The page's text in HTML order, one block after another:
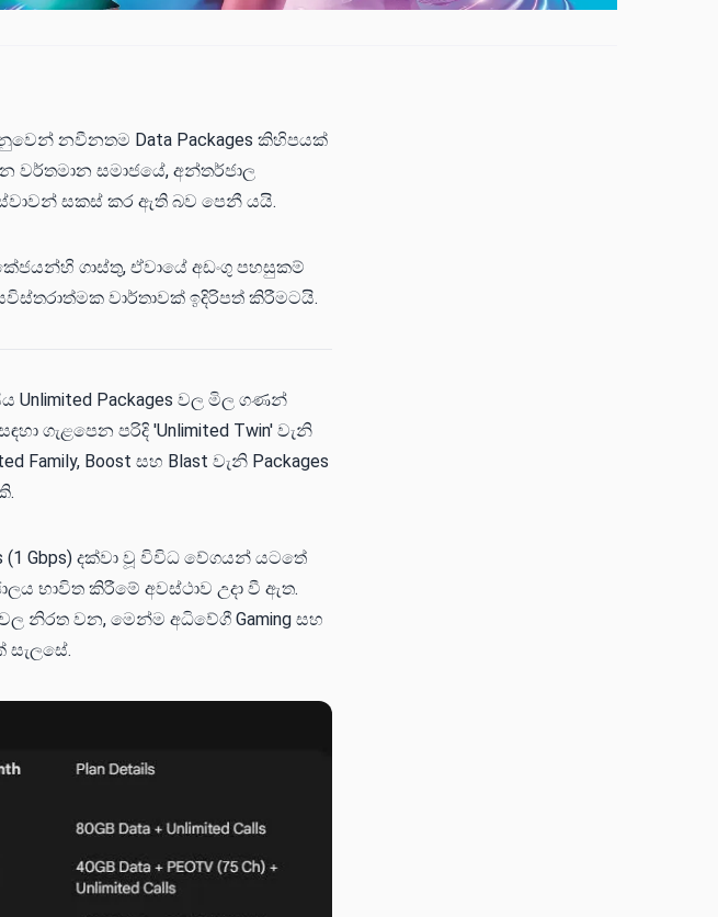
නවීනතම Data Packages කිහිපයක්
වර්තමාන සමාජයේ, අන්තර්ජාල
සකස් කර ඇති බව පෙනී යයි.
ගාස්තු, ඒවායේ අඩංගු පහසුකම්
වාර්තාවක් ඉදිරිපත් කිරීමටයි.
Packages වල මිල ගණන්
ගැළපෙන පරිදි 'Unlimited Twin' වැනි
Family, Boost සහ Blast වැනි Packages
(1 Gbps) දක්වා වූ විවිධ වේගයන් යටතේ
භාවිත කිරීමේ අවස්ථාව උදා වී ඇත.
නිරත වන, මෙන්ම අධිවේගී Gaming සහ
සැලසේ.